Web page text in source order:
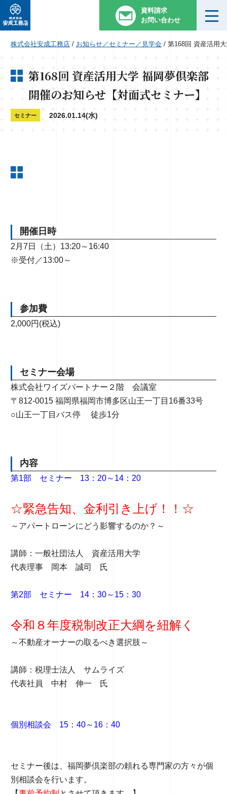
資料請求
お問い合わせ
株式会社安成工務店 / お知らせ／セミナー／見学会 / 第168回 資産活用
第168回 資産活用大学 福岡夢倶楽部
開催のお知らせ【対面式セミナー】
セミナー 2026.01.14(水)
開催日時
2月7日（土）13:20～16:40
※受付／13:00～
参加費
2,000円(税込)
セミナー会場
株式会社ワイズパートナー２階 会議室
〒812-0015 福岡県福岡市博多区山王一丁目16番33号
○山王一丁目バス停 徒歩1分
内容
第1部 セミナー 13：20～14：20
☆緊急告知、金利引き上げ！！☆
～アパートローンにどう影響するのか？～
講師：一般社団法人 資産活用大学
代表理事 岡本 誠司 氏
第2部 セミナー 14：30～15：30
令和８年度税制改正大綱を紐解く
～不動産オーナーの取るべき選択肢～
講師：税理士法人 サムライズ
代表社員 中村 伸一 氏
個別相談会 15：40～16：40
セミナー後は、福岡夢倶楽部の頼れる専門家の方々が個
別相談会を行います。